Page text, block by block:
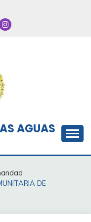
AGUAS
DE